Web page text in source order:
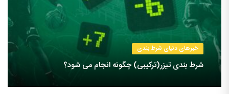
خبرهای دنیای شرط بندی
شرط بندی تیزر(ترکیبی) چگونه انجام می شود؟